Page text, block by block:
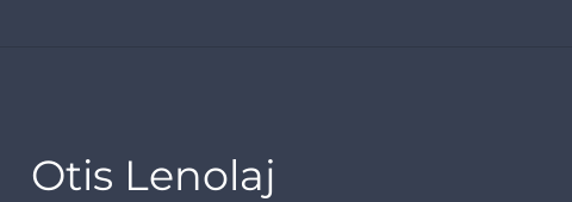
Otis Lenolaj